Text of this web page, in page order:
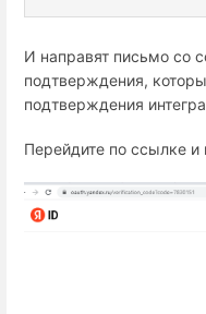
И направят письмо со
подтверждения,
подтверждения
Перейдите по ссылке и